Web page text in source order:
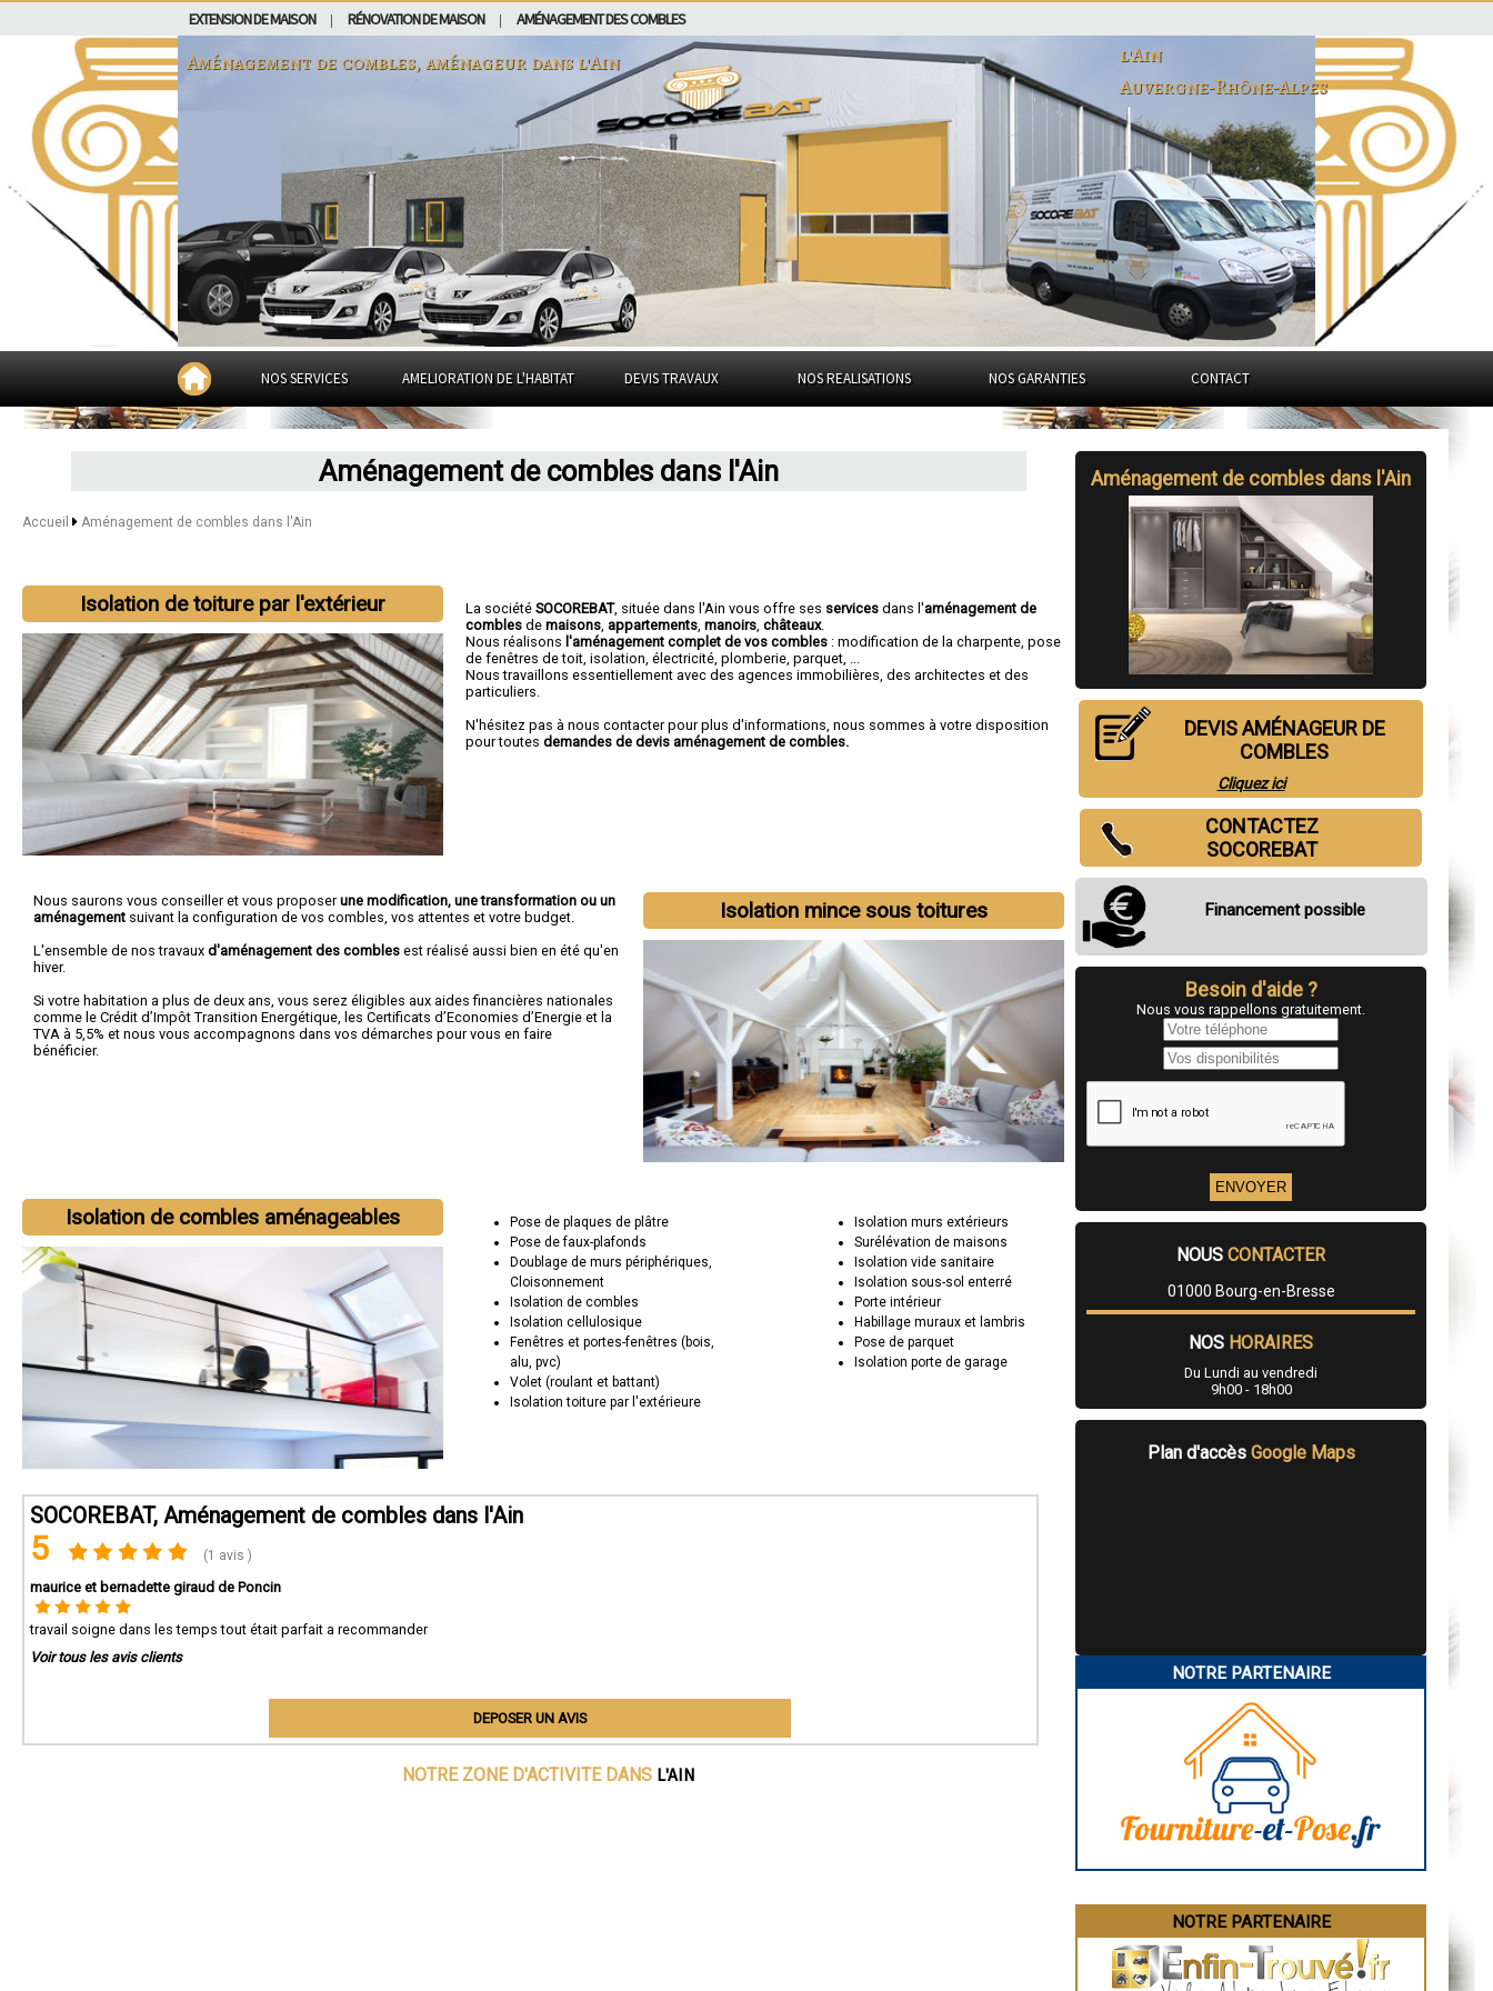
EXTENSION DE MAISON RÉNOVATION DE MAISON AMÉNAGEMENT DES COMBLES
Aménagement de combles, aménageur dansl'Ain
l'Ain
Auvergne-Rhône-Alpes
NOS SERVICES AMELIORATION DE L'HABITAT DEVIS TRAVAUX NOS REALISATIONS NOS GARANTIES CONTACT
Aménagement de combles dans l'Ain
Accueil Aménagement de combles dans l'Ain
Isolation de toiture par l'extérieur La sociétéSOCOREBAT, située dans l'Ain vous offre ses services dans l'aménagement de
combles demaisons appartements ,manoirs ,châteaux.
Nous réalisons l'aménagement complet de vos combles : modification de la charpente, pose
de fenêtres de toit, isolation, électricité, plomberie, parquet, ...
Nous travaillons essentiellement avec des agences immobilières, des architectes et des
particuliers.
N'hésitez pas à nous contacter pour plus d'informations, nous sommes à votre disposition
pour toutesdemandes de devis aménagement de combles.
Isolation mince sous toitures
Nous saurons vous conseiller et vous proposerune modification, une transformation ou un
aménagement suivant la configuration de vos combles, vos attentes et votre budget.
L'ensemble de nos travaux d'aménagement des combles est réalisé aussi bien en été qu'en
hiver.
Si votre habitation a plus de deux ans, vous serez éligibles aux aides financières nationales
comme le Crédit d’Impôt Transition Energétique, les Certificats d’Economies d’Energie et la
TVA à 5,5% et nous vous accompagnons dans vos démarches pour vous en faire
bénéficier.
Isolation de combles aménageables
Pose de plaques de plâtre
Pose de faux-plafonds
Doublage de murs périphériques,
Cloisonnement
Isolation de combles
Isolation cellulosique
Fenêtres et portes-fenêtres (bois,
alu, pvc)
Volet (roulant et battant)
Isolation toiture par l'extérieure
Isolation murs extérieurs
Surélévation de maisons
Isolation vide sanitaire
Isolation sous-sol enterré
Porte intérieur
Habillage muraux et lambris
Pose de parquet
Isolation porte de garage
SOCOREBAT, Aménagement de combles dans l'Ain
5 (1 avis )
maurice et bernadette giraud de Poncin
travail soigne dans les temps tout était parfait a recommander
Voir tous les avis clients
DEPOSER UN AVIS
NOTRE ZONE D'ACTIVITE DANS L'AIN
Aménagement de combles dans l'Ain
DEVIS AMÉNAGEUR DE
COMBLES
Cliquez ici
CONTACTEZ
SOCOREBAT
Financement possible
Besoin d'aide ?
Nous vous rappellons gratuitement.
NOUS CONTACTER
01000 Bourg-en-Bresse
NOS HORAIRES
Du Lundi au vendredi
9h00 - 18h00
Plan d'accès Google Maps
NOTRE PARTENAIRE
NOTRE PARTENAIRE